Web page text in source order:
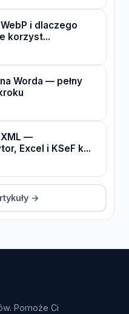
i dlaczego
korzyst...
Worda — pełny
—
Excel i KSeF k...
→
Pomoże Ci